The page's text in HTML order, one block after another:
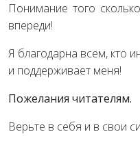
Понимание того
впереди!
Я благодарна всем, кто
и поддерживает меня!
Пожелания читателям.
Верьте в себя и в свои